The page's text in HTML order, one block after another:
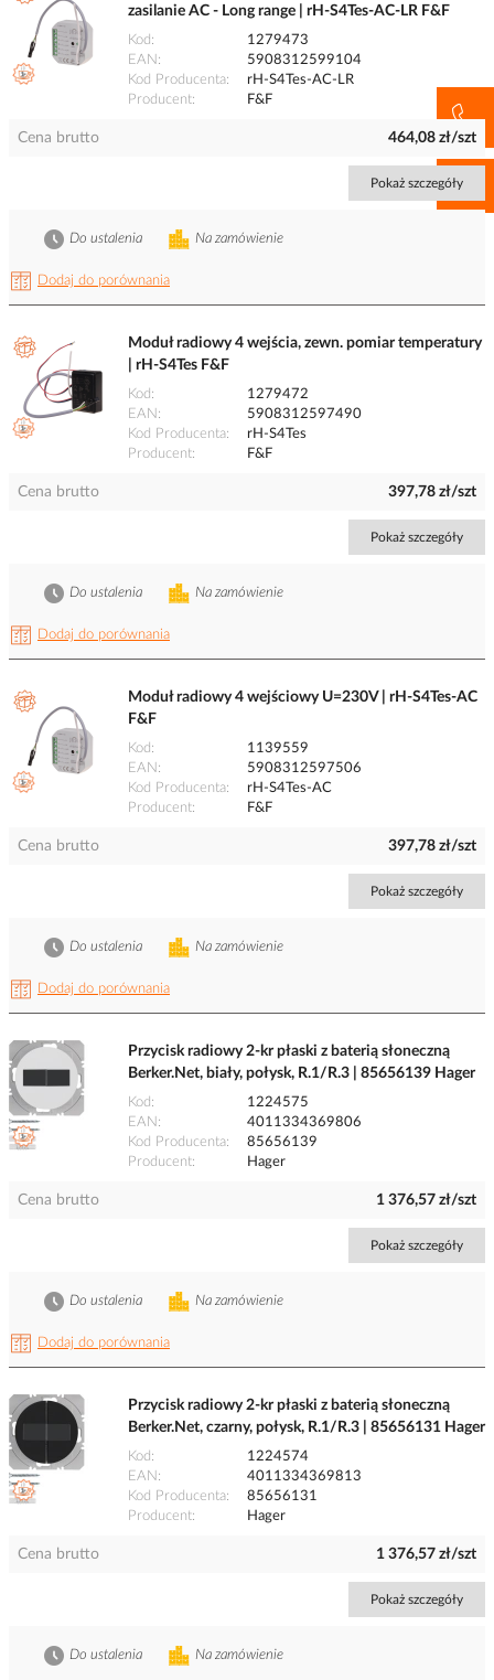
zasilanie AC - Long range | rH-S4Tes-AC-LR F&F
Kod
1279473
EAN
5908312599104
Kod Producenta
rH-S4Tes-AC-LR
Producent
F&F
Cena brutto 464,08 zł/szt
Pokaż szczegóły
Dodaj do porównania
Na zamówienie
Do ustalenia
Moduł radiowy 4 wejścia, zewn. pomiar temperatury
| rH-S4Tes F&F
Kod
1279472
EAN
5908312597490
Kod Producenta
rH-S4Tes
Producent
F&F
Cena brutto 397,78 zł/szt
Pokaż szczegóły
Dodaj do porównania
Na zamówienie
Do ustalenia
Moduł radiowy 4 wejściowy U=230V | rH-S4Tes-AC
F&F
Kod
1139559
EAN
5908312597506
Kod Producenta
rH-S4Tes-AC
Producent
F&F
Cena brutto 397,78 zł/szt
Pokaż szczegóły
Dodaj do porównania
Na zamówienie
Do ustalenia
Przycisk radiowy 2-kr płaski z baterią słoneczną
Berker.Net, biały, połysk, R.1/R.3 | 85656139 Hager
Kod
1224575
EAN
4011334369806
Kod Producenta
85656139
Producent
Hager
Cena brutto 1 376,57 zł/szt
Pokaż szczegóły
Dodaj do porównania
Na zamówienie
Do ustalenia
Przycisk radiowy 2-kr płaski z baterią słoneczną
Berker.Net, czarny, połysk, R.1/R.3 | 85656131 Hager
Kod
1224574
EAN
4011334369813
Kod Producenta
85656131
Producent
Hager
Cena brutto 1 376,57 zł/szt
Pokaż szczegóły
Na zamówienie
Do ustalenia